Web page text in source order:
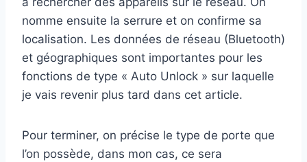
nomme ensuite la serrure et on confirme sa
localisation. Les données de réseau (Bluetooth)
et géographiques sont importantes pour les
fonctions de type « Auto Unlock » sur laquelle
je vais revenir plus tard dans cet article.
Pour terminer, on précise le type de porte que
l’on possède, dans mon cas, ce sera